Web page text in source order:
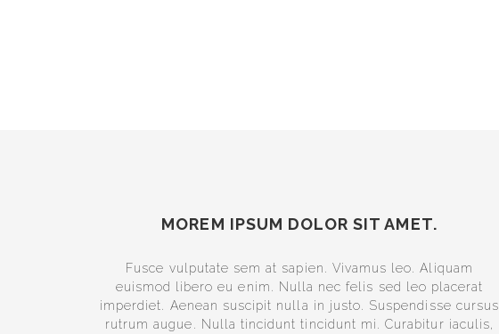
MOREM IPSUM DOLOR SIT AMET.
Fusce vulputate sem at sapien. Vivamus leo. Aliquam
euismod libero eu enim. Nulla nec felis sed leo placerat
imperdiet. Aenean suscipit nulla in justo. Suspendisse cursus
rutrum augue. Nulla tincidunt tincidunt mi. Curabitur iaculis,